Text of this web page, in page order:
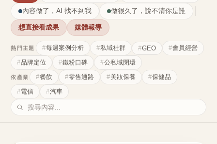
內容做了，AI 找不到我 做很久了，說不清你是誰
想直接看成果 媒體報導
熱門主題 每週案例分析 私域社群 GEO
會員經營
品牌定位
鐵粉口碑 公私域閉環
依產業 餐飲 零售通路 美妝保養
保健品
電信
汽車